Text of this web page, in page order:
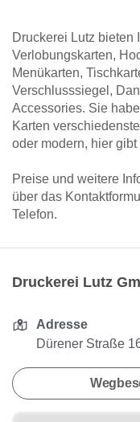
Druckerei Lutz bieten
Verlobungskarten,
Menükarten,
Verschlusssiegel,
Accessories. Sie
Karten
oder modern, hier
Preise und weitere
über das
Telefon.
Druckerei Lutz
Adresse
Dürener Straße